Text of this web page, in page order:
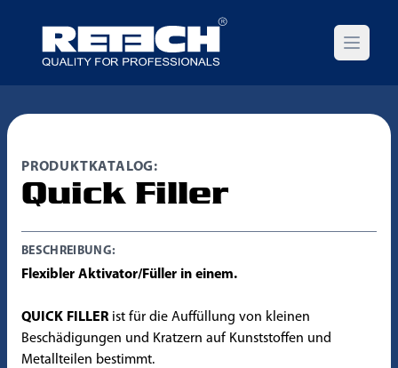
Open
PRODUKTKATALOG:
Quick Filler
BESCHREIBUNG:
Flexibler Aktivator/Füller in einem.
QUICK FILLER ist für die Auffüllung von kleinen
Beschädigungen und Kratzern auf Kunststoffen und
Metallteilen bestimmt.